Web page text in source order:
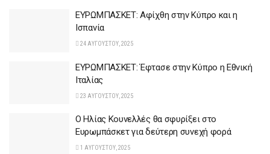
ΕΥΡΩΜΠΑΣΚΕΤ: Αφίχθη στην Κύπρο και η
Ισπανία
24 ΑΥΓΟΎΣΤΟΥ, 2025
ΕΥΡΩΜΠΑΣΚΕΤ: Έφτασε στην Κύπρο η Εθνική
Ιταλίας
23 ΑΥΓΟΎΣΤΟΥ, 2025
O Ηλίας Κουνελλές θα σφυρίξει στο
Ευρωμπάσκετ για δεύτερη συνεχή φορά
1 ΑΥΓΟΎΣΤΟΥ, 2025